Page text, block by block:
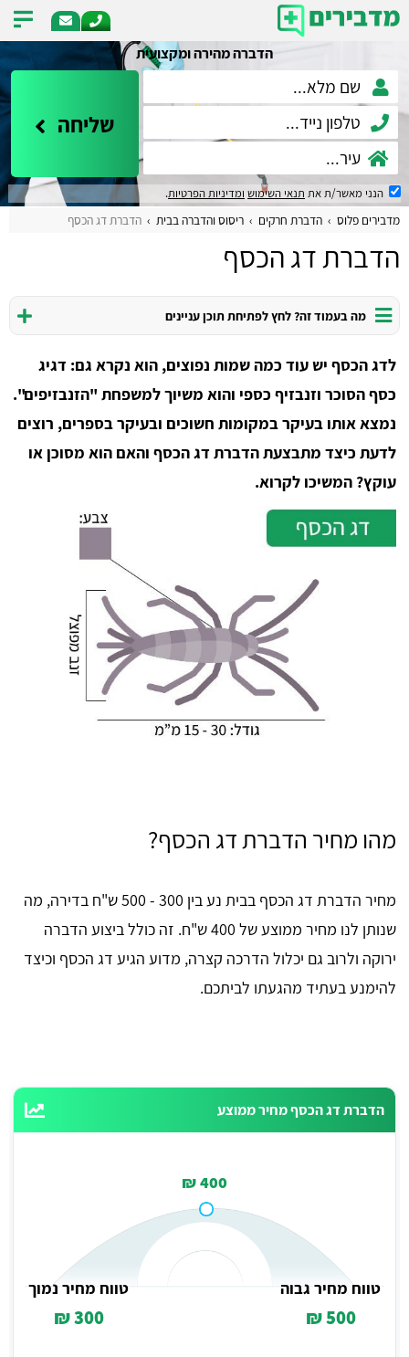
הדברה מהירה ומקצועית
שליחה
הנני מאשר/ת את תנאי השימוש ומדיניות הפרטיות.
מדבירים פלוס הדברת חרקים ריסוס והדברה בבית הדברת דג הכסף
הדברת דג הכסף
מה בעמוד זה? לחץ לפתיחת תוכן עניינים
לדג הכסף יש עוד כמה שמות נפוצים, הוא נקרא גם: דגיג
כסף הסוכר וזנבזיף כספי והוא משיוך למשפחת "הזנבזיפים".
נמצא אותו בעיקר במקומות חשוכים ובעיקר בספרים, רוצים
לדעת כיצד מתבצעת הדברת דג הכסף והאם הוא מסוכן או
עוקץ? המשיכו לקרוא.
מהו מחיר הדברת דג הכסף?
מחיר הדברת דג הכסף בבית נע בין 300 - 500 ש"ח בדירה, מה
שנותן לנו מחיר ממוצע של 400 ש"ח. זה כולל ביצוע הדברה
ירוקה ולרוב גם יכלול הדרכה קצרה, מדוע הגיע דג הכסף וכיצד
להימנע בעתיד מהגעתו לביתכם.
הדברת דג הכסף מחיר ממוצע
400 ₪
טווח מחיר גבוה
500 ₪
טווח מחיר נמוך
300 ₪